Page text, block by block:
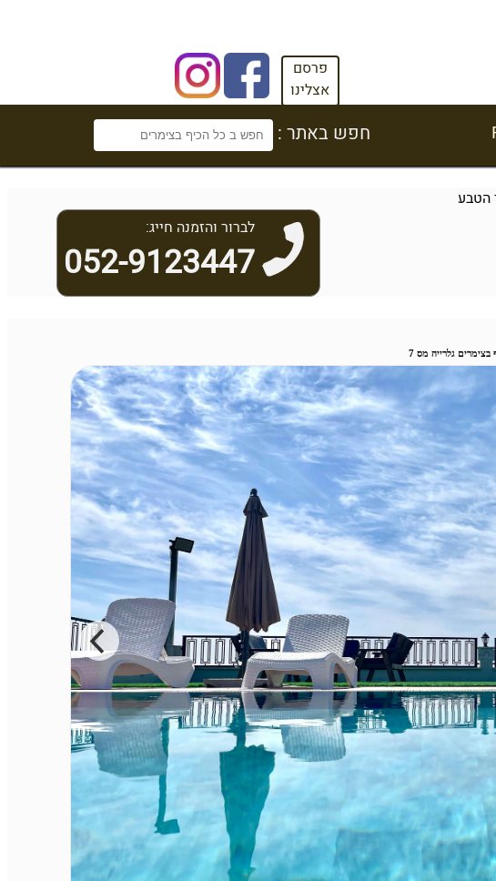
פרסם
אצלינו
חפש באתר :
הטבע
לברור והזמנה חייג:
052-9123447